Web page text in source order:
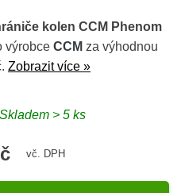
kolen CCM Phenom
výrobce CCM za výhodnou
Zobrazit více »
> 5 ks
vč. DPH